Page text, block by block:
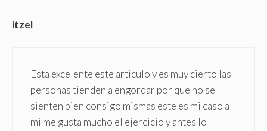
itzel
Esta excelente este articulo y es muy cierto las
personas tienden a engordar por que no se
sienten bien consigo mismas este es mi caso a
mi me gusta mucho el ejercicio y antes lo